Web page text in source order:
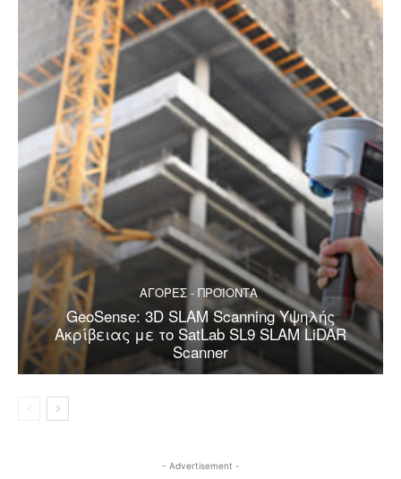
ΑΓΟΡΕΣ - ΠΡΟΪΟΝΤΑ
GeoSense: 3D SLAM Scanning Υψηλής
Ακρίβειας με το SatLab SL9 SLAM LiDAR
Scanner
- Advertisement -